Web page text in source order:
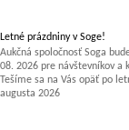
Letné prázdniny v Soge!
Aukčná spoločnosť Soga
08. 2026 pre návštevníkov a
Tešíme sa na Vás opäť po
augusta 2026